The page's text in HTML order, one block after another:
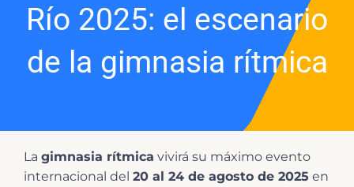
Río 2025: el escenario
de la gimnasia rítmica
La gimnasia rítmica vivirá su máximo evento
internacional del 20 al 24 de agosto de 2025 en